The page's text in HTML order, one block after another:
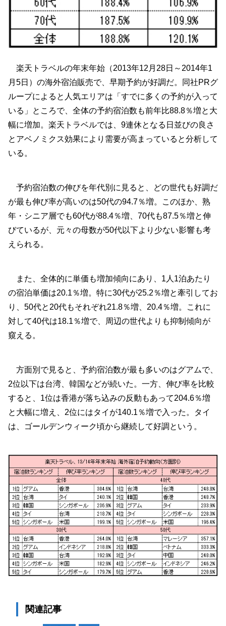
楽天トラベルの年末年始（2013年12月28日～2014年1
月5日）の海外宿泊販売で、早期予約が好調だ。同社PRグ
ループによると人気エリアは「すでに多くの予約が入って
いる」ところで、全体の予約宿泊数も前年比88.8％増と大
幅に増加。楽天トラベルでは、9連休となる日並びの良さ
とアベノミクス効果により需要が高まっていると分析して
いる。
予約宿泊数の伸びを年代別に見ると、どの世代も好調だ
が最も伸び率が高いのは50代の94.7％増。このほか、熟
年・シニア層でも60代が88.4％増、70代も87.5％増と伸
びているが、元々の母数が50代以下より少ない影響も考
えられる。
また、全体的に単価も増加傾向にあり、1人1泊あたり
の宿泊単価は20.1％増。特に30代が25.2％増と牽引してお
り、50代と20代もそれぞれ21.8％増、20.4％増。これに
対して40代は18.1％増で、周辺の世代よりも抑制傾向が
窺える。
方面別で見ると、予約宿泊数が最も多いのはグアムで、
2位以下は台湾、韓国などが続いた。一方、伸び率を比較
すると、1位は香港が落ち込みの反動もあって204.6％増
と大幅に増え、2位にはタイが140.1％増で入った。タイ
は、ゴールデンウィーク頃から継続して好調という。
関連記事